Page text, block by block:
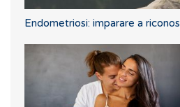
Endometriosi: imparare a